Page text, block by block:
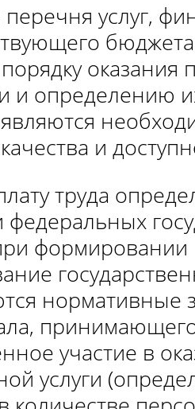
услуг,
оказания
и определению
и
труда
федеральных
нормативные
участие в
услуги